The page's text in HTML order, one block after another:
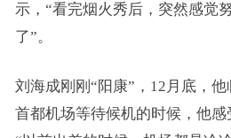
示，“看完烟火秀后，突然感觉
了”。
刘海成刚刚“阳康”，12月底，
首都机场等待候机的时候，他感